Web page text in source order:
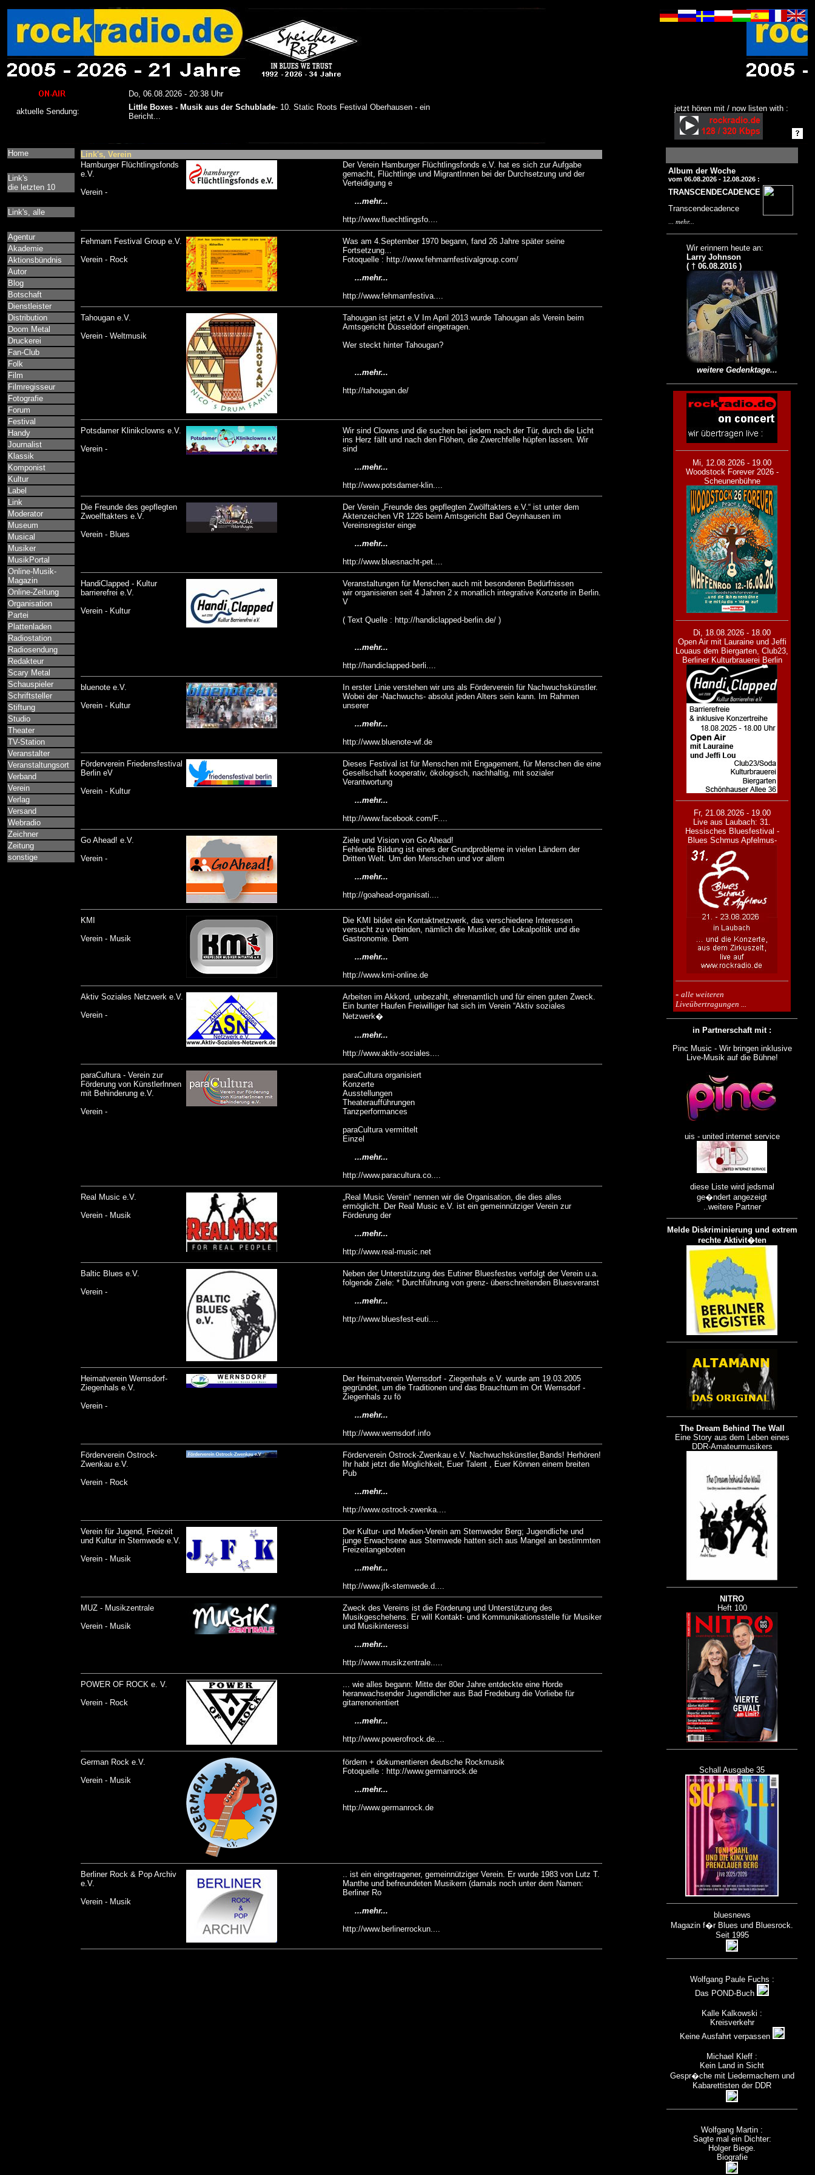
jetzt hören mit / now listen with :
Home
Link's
die letzten 10
Link's, alle
Agentur
Akademie
Aktionsbündnis
Autor
Blog
Botschaft
Dienstleister
Distribution
Doom Metal
Druckerei
Fan-Club
Folk
Film
Filmregisseur
Fotografie
Forum
Festival
Handy
Journalist
Klassik
Komponist
Kultur
Label
Link
Moderator
Museum
Musical
Musiker
MusikPortal
Online-Musik-
Magazin
Online-Zeitung
Organisation
Partei
Plattenladen
Radiostation
Radiosendung
Redakteur
Scary Metal
Schauspieler
Schriftsteller
Stiftung
Studio
Theater
TV-Station
Veranstalter
Veranstaltungsort
Verband
Verein
Verlag
Versand
Webradio
Zeichner
Zeitung
sonstige
Link's, Verein
Hamburger Flüchtlingsfonds
e.V.
Verein -
Der Verein Hamburger Flüchtlingsfonds e.V. hat es sich zur Aufgabe
gemacht, Flüchtlinge und MigrantInnen bei der Durchsetzung und der
Verteidigung e
...mehr...
http://www.fluechtlingsfo....
Fehmarn Festival Group e.V.
Verein - Rock
Was am 4.September 1970 begann, fand 26 Jahre später seine
Fortsetzung...
Fotoquelle : http://www.fehmarnfestivalgroup.com/
...mehr...
http://www.fehmarnfestiva....
Tahougan e.V.
Verein - Weltmusik
Tahougan ist jetzt e.V Im April 2013 wurde Tahougan als Verein beim
Amtsgericht Düsseldorf eingetragen.
Wer steckt hinter Tahougan?
...mehr...
http://tahougan.de/
Potsdamer Klinikclowns e.V.
Verein -
Wir sind Clowns und die suchen bei jedem nach der Tür, durch die Licht
ins Herz fällt und nach den Flöhen, die Zwerchfelle hüpfen lassen. Wir
sind
...mehr...
http://www.potsdamer-klin....
Die Freunde des gepflegten
Zwoelftakters e.V.
Verein - Blues
Der Verein „Freunde des gepflegten Zwölftakters e.V.“ ist unter dem
Aktenzeichen VR 1226 beim Amtsgericht Bad Oeynhausen im
Vereinsregister einge
...mehr...
http://www.bluesnacht-pet....
HandiClapped - Kultur
barrierefrei e.V.
Verein - Kultur
Veranstaltungen für Menschen auch mit besonderen Bedürfnissen
wir organisieren seit 4 Jahren 2 x monatlich integrative Konzerte in Berlin.
V
( Text Quelle : http://handiclapped-berlin.de/ )
...mehr...
http://handiclapped-berli....
bluenote e.V.
Verein - Kultur
In erster Linie verstehen wir uns als Förderverein für Nachwuchskünstler.
Wobei der -Nachwuchs- absolut jeden Alters sein kann. Im Rahmen
unserer
...mehr...
http://www.bluenote-wf.de
Förderverein Friedensfestival
Berlin eV
Verein - Kultur
Dieses Festival ist für Menschen mit Engagement, für Menschen die eine
Gesellschaft kooperativ, ökologisch, nachhaltig, mit sozialer
Verantwortung
...mehr...
http://www.facebook.com/F....
Go Ahead! e.V.
Verein -
Ziele und Vision von Go Ahead!
Fehlende Bildung ist eines der Grundprobleme in vielen Ländern der
Dritten Welt. Um den Menschen und vor allem
...mehr...
http://goahead-organisati....
KMI
Verein - Musik
Die KMI bildet ein Kontaktnetzwerk, das verschiedene Interessen
versucht zu verbinden, nämlich die Musiker, die Lokalpolitik und die
Gastronomie. Dem
...mehr...
http://www.kmi-online.de
Aktiv Soziales Netzwerk e.V.
Verein -
Arbeiten im Akkord, unbezahlt, ehrenamtlich und für einen guten Zweck.
Ein bunter Haufen Freiwilliger hat sich im Verein “Aktiv soziales
Netzwerk�
...mehr...
http://www.aktiv-soziales....
paraCultura - Verein zur
Förderung von Künstlerlnnen
mit Behinderung e.V.
Verein -
paraCultura organisiert
Konzerte
Ausstellungen
Theateraufführungen
Tanzperformances
paraCultura vermittelt
Einzel
...mehr...
http://www.paracultura.co....
Real Music e.V.
Verein - Musik
„Real Music Verein“ nennen wir die Organisation, die dies alles
ermöglicht. Der Real Music e.V. ist ein gemeinnütziger Verein zur
Förderung der
...mehr...
http://www.real-music.net
Baltic Blues e.V.
Verein -
Neben der Unterstützung des Eutiner Bluesfestes verfolgt der Verein u.a.
folgende Ziele: * Durchführung von grenz- überschreitenden Bluesveranst
...mehr...
http://www.bluesfest-euti....
Heimatverein Wernsdorf-
Ziegenhals e.V.
Verein -
Der Heimatverein Wernsdorf - Ziegenhals e.V. wurde am 19.03.2005
gegründet, um die Traditionen und das Brauchtum im Ort Wernsdorf -
Ziegenhals zu fö
...mehr...
http://www.wernsdorf.info
Förderverein Ostrock-
Zwenkau e.V.
Verein - Rock
Förderverein Ostrock-Zwenkau e.V. Nachwuchskünstler,Bands! Herhören!
Ihr habt jetzt die Möglichkeit, Euer Talent , Euer Können einem breiten
Pub
...mehr...
http://www.ostrock-zwenka....
Verein für Jugend, Freizeit
und Kultur in Stemwede e.V.
Verein - Musik
Der Kultur- und Medien-Verein am Stemweder Berg; Jugendliche und
junge Erwachsene aus Stemwede hatten sich aus Mangel an bestimmten
Freizeitangeboten
...mehr...
http://www.jfk-stemwede.d....
MUZ - Musikzentrale
Verein - Musik
Zweck des Vereins ist die Förderung und Unterstützung des
Musikgeschehens. Er will Kontakt- und Kommunikationsstelle für Musiker
und Musikinteressi
...mehr...
http://www.musikzentrale.....
POWER OF ROCK e. V.
Verein - Rock
... wie alles begann: Mitte der 80er Jahre entdeckte eine Horde
heranwachsender Jugendlicher aus Bad Fredeburg die Vorliebe für
gitarrenorientiert
...mehr...
http://www.powerofrock.de....
German Rock e.V.
Verein - Musik
fördern + dokumentieren deutsche Rockmusik
Fotoquelle : http://www.germanrock.de
...mehr...
http://www.germanrock.de
Berliner Rock & Pop Archiv
e.V.
Verein - Musik
.. ist ein eingetragener, gemeinnütziger Verein. Er wurde 1983 von Lutz T.
Manthe und befreundeten Musikern (damals noch unter dem Namen:
Berliner Ro
...mehr...
http://www.berlinerrockun....
Album der Woche
vom 06.08.2026 - 12.08.2026 :
TRANSCENDECADENCE
Transcendecadence
mehr...
Wir erinnern heute an:
Larry Johnson
( † 06.08.2016 )
weitere Gedenktage...
Mi, 12.08.2026 - 19.00
Woodstock Forever 2026 -
Scheunenbühne
Di, 18.08.2026 - 18.00
Open Air mit Lauraine und Jeffi
Louaus dem Biergarten, Club23,
Berliner Kulturbrauerei Berlin
Fr, 21.08.2026 - 19.00
Live aus Laubach: 31.
Hessisches Bluesfestival -
Blues Schmus Apfelmus-
- alle weiteren
Liveübertragungen ...
in Partnerschaft mit :
Pinc Music - Wir bringen inklusive
Live-Musik auf die Bühne!
uis - united internet service
diese Liste wird jedsmal
ge�ndert angezeigt
..weitere Partner
Melde Diskriminierung und extrem
rechte Aktivit�ten
The Dream Behind The Wall
Eine Story aus dem Leben eines
DDR-Amateurmusikers
NITRO
Heft 100
Schall Ausgabe 35
bluesnews
Magazin f�r Blues und Bluesrock.
Seit 1995
Wolfgang Paule Fuchs :
Das POND-Buch
Kalle Kalkowski :
Kreisverkehr
Keine Ausfahrt verpassen
Michael Kleff :
Kein Land in Sicht
Gespr�che mit Liedermachern und
Kabarettisten der DDR
Wolfgang Martin :
Sagte mal ein Dichter:
Holger Biege.
Biografie